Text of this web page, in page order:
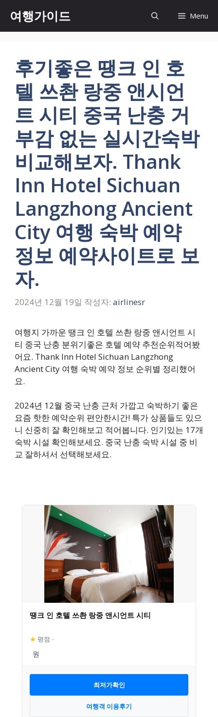
츠
여행가이드 Menu
후기좋은 땡크 인 호
텔 쓰촨 랑중 앤시언
트 시티 중국 난충 거
부감 없는 실시간숙박
비교해보자. Thank
Inn Hotel Sichuan
Langzhong Ancient
City 여행 숙박 예약
정보 예약사이트로 보
자.
2024년 12월 19일 작성자: airlinesr
여행지 가까운 땡크 인 호텔 쓰촨 랑중 앤시언트 시
티 중국 난충 분위기좋은 호텔 예약 추천순위적어봤
어요. Thank Inn Hotel Sichuan Langzhong
Ancient City 여행 숙박 예약 정보 순위별 정리했어
요.
2024년 12월 중국 난충 근처 가깝고 숙박하기 좋은
요즘 핫한 예약순위 편안한시간! 특가 상품들도 있으
니 신중히 잘 확인해보고 적어봅니다. 인기있는 17개
숙박 시설 확인해보세요. 중국 난충 숙박 시설 중 비
교 잘하셔서 선택해보세요.
땡크 인 호텔 쓰촨 랑중 앤시언트 시티
★ 평점 –
최저가확인
여행객 이용후기